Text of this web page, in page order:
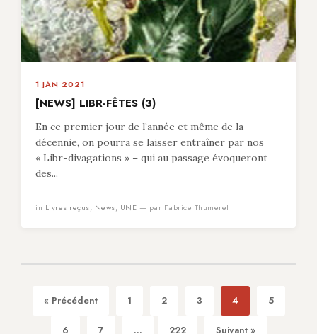
1 JAN 2021
[NEWS] LIBR-FÊTES (3)
En ce premier jour de l’année et même de la
décennie, on pourra se laisser entraîner par nos
« Libr-divagations » – qui au passage évoqueront
des...
in Livres reçus, News, UNE — par Fabrice Thumerel
« Précédent 1 2 3 4 5
6 7 ... 222 Suivant »